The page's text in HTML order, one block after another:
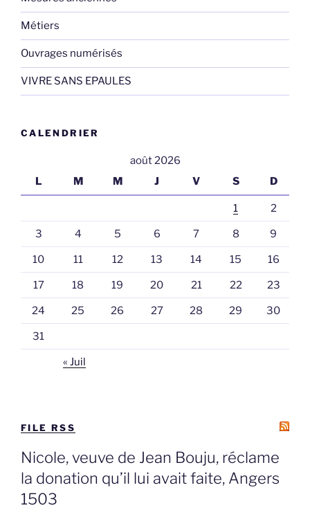
Métiers
Ouvrages numérisés
VIVRE SANS EPAULES
CALENDRIER
août 2026
L
M M J V S D
1 2
3 4 5 6 7 8 9
10 11 12 13 14 15 16
17 18 19 20 21 22 23
24 25 26 27 28 29 30
31
« Juil
FILE RSS
Nicole, veuve de Jean Bouju, réclame
la donation qu’il lui avait faite, Angers
1503